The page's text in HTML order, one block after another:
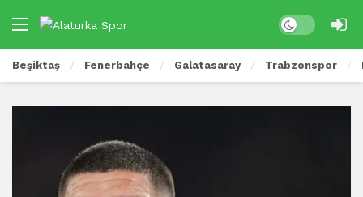
Beşiktaş Fenerbahçe Galatasaray Trabzonspor